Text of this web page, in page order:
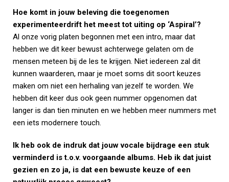
Hoe komt in jouw beleving die toegenomen
experimenteerdrift het meest tot uiting op ‘Aspiral’?
Al onze vorig platen begonnen met een intro, maar dat
hebben we dit keer bewust achterwege gelaten om de
mensen meteen bij de les te krijgen. Niet iedereen zal dit
kunnen waarderen, maar je moet soms dit soort keuzes
maken om niet een herhaling van jezelf te worden. We
hebben dit keer dus ook geen nummer opgenomen dat
langer is dan tien minuten en we hebben meer nummers met
een iets modernere touch.
Ik heb ook de indruk dat jouw vocale bijdrage een stuk
verminderd is t.o.v. voorgaande albums. Heb ik dat juist
gezien en zo ja, is dat een bewuste keuze of een